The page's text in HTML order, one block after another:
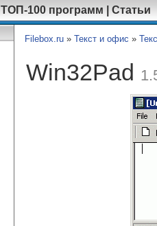
ТОП-100 программ Статьи
Filebox.ru » Текст и офис »
Win32Pad